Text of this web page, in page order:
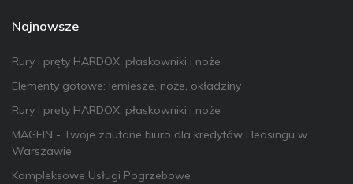
Najnowsze
Rury i pręty HARDOX, płaskowniki i noże
Elementy gotowe: lemiesze, noże, okładziny
Rury i pręty HARDOX, płaskowniki i noże
MAGFIN - Twoje zaufane biuro dla kredytów i leasingu w
Warszawie
Kompleksowe Usługi Pogrzebowe